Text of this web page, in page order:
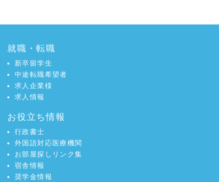
就職・転職
新卒留学生
中途転職希望者
求人企業様
求人情報
お役立ち情報
行政書士
外国語対応医療機関
お部屋探しリンク集
宿舎情報
奨学金情報